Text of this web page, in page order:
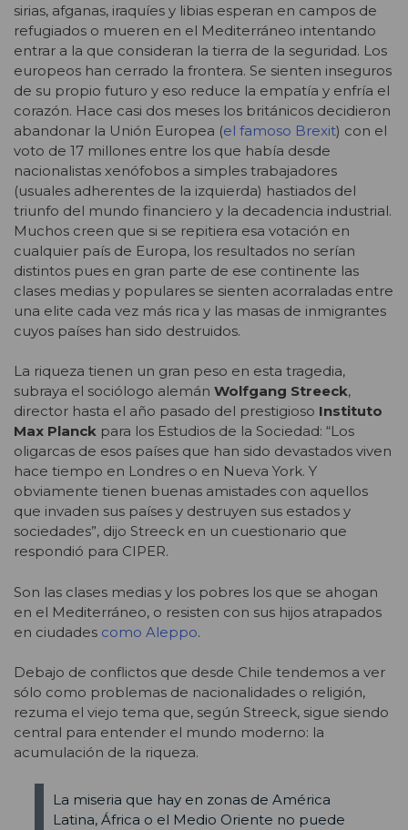
sirias, afganas, iraquíes y libias esperan en campos de
refugiados o mueren en el Mediterráneo intentando
entrar a la que consideran la tierra de la seguridad. Los
europeos han cerrado la frontera. Se sienten inseguros
de su propio futuro y eso reduce la empatía y enfría el
corazón. Hace casi dos meses los británicos decidieron
abandonar la Unión Europea (el famoso Brexit) con el
voto de 17 millones entre los que había desde
nacionalistas xenófobos a simples trabajadores
(usuales adherentes de la izquierda) hastiados del
triunfo del mundo financiero y la decadencia industrial.
Muchos creen que si se repitiera esa votación en
cualquier país de Europa, los resultados no serían
distintos pues en gran parte de ese continente las
clases medias y populares se sienten acorraladas entre
una elite cada vez más rica y las masas de inmigrantes
cuyos países han sido destruidos.
La riqueza tienen un gran peso en esta tragedia,
subraya el sociólogo alemán Wolfgang Streeck,
director hasta el año pasado del prestigioso Instituto
Max Planck para los Estudios de la Sociedad: “Los
oligarcas de esos países que han sido devastados viven
hace tiempo en Londres o en Nueva York. Y
obviamente tienen buenas amistades con aquellos
que invaden sus países y destruyen sus estados y
sociedades”, dijo Streeck en un cuestionario que
respondió para CIPER.
Son las clases medias y los pobres los que se ahogan
en el Mediterráneo, o resisten con sus hijos atrapados
en ciudades como Aleppo.
Debajo de conflictos que desde Chile tendemos a ver
sólo como problemas de nacionalidades o religión,
rezuma el viejo tema que, según Streeck, sigue siendo
central para entender el mundo moderno: la
acumulación de la riqueza.
La miseria que hay en zonas de América
Latina, África o el Medio Oriente no puede